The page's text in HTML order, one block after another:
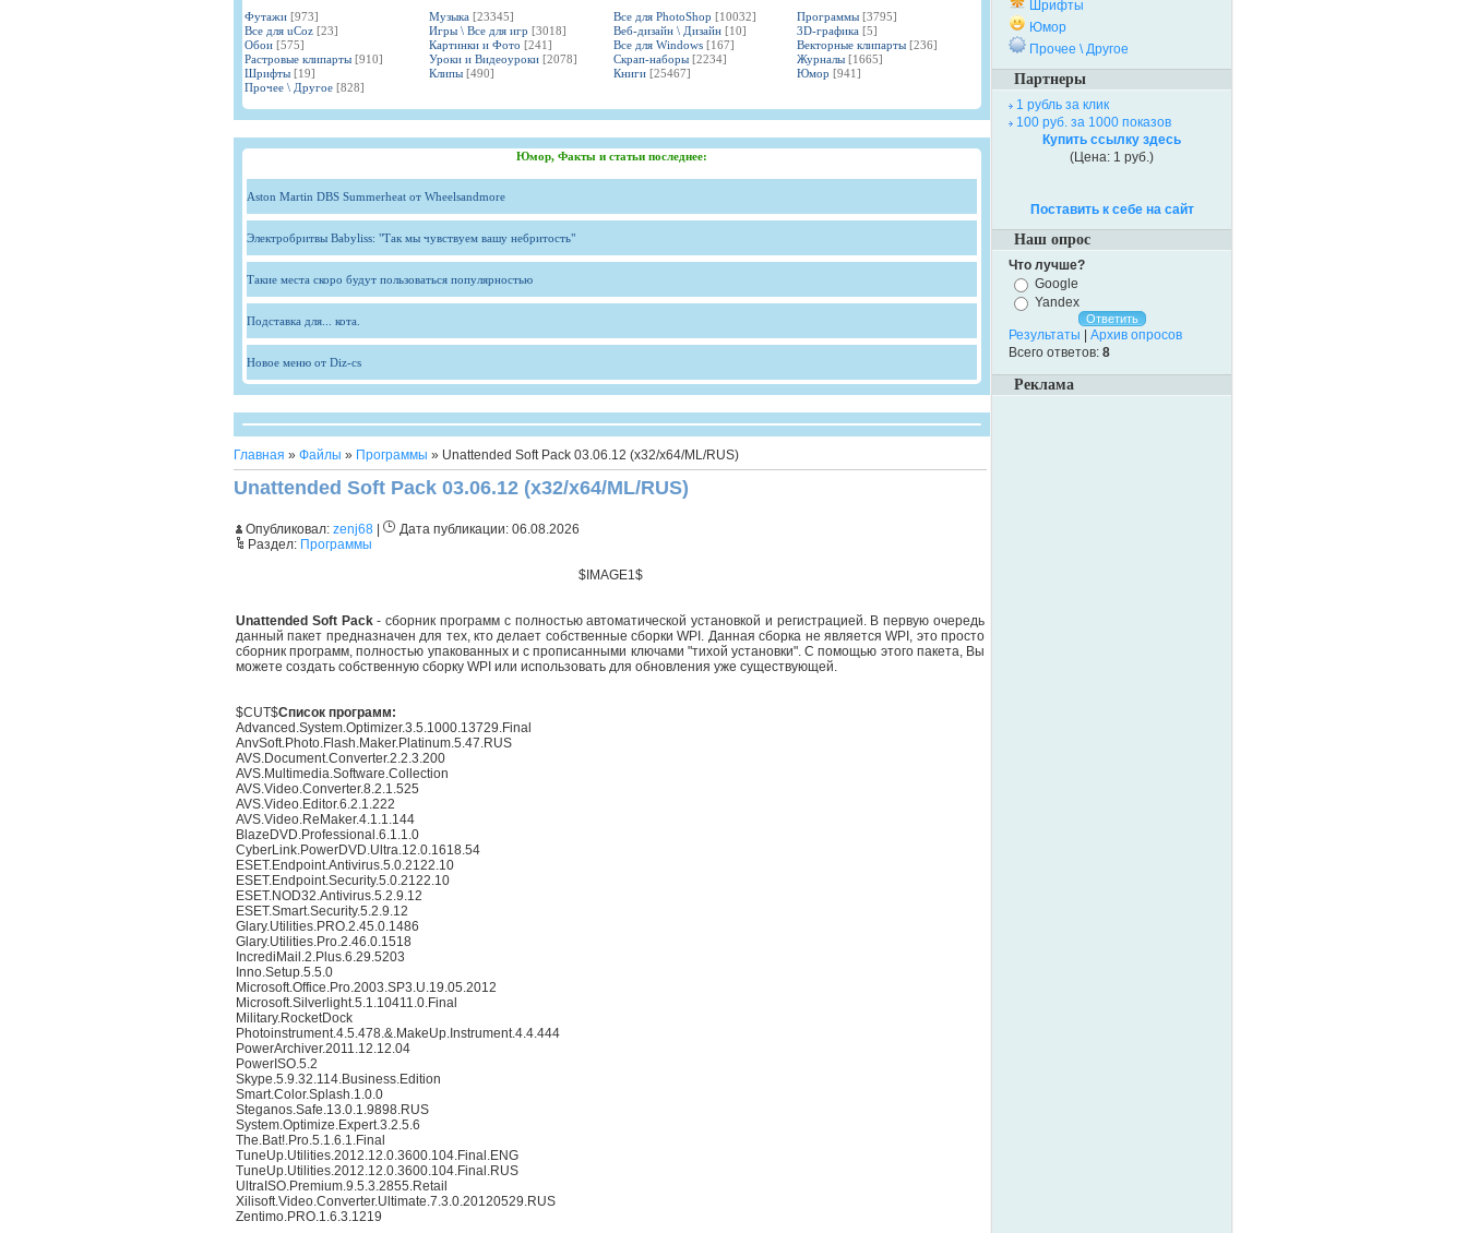
Футажи [973] Музыка [23345] Все для PhotoShop [10032] Программы [3795]
Все для uCoz [23] Игры \ Все для игр [3018] Веб-дизайн \ Дизайн [10] 3D-графика [5]
Обои [575] Картинки и Фото [241] Все для Windows [167] Векторные клипарты [236]
Растровые клипарты [910] Уроки и Видеоуроки [2078] Скрап-наборы [2234] Журналы [1665]
Шрифты [19] Клипы [490] Книги [25467] Юмор [941]
Прочее \ Другое [828]
Юмор, Факты и статьи последнее:
Aston Martin DBS Summerheat от Wheelsandmore
Электробритвы Babyliss: "Так мы чувствуем вашу небритость"
Такие места скоро будут пользоваться популярностью
Подставка для... кота.
Новое меню от Diz-cs
Главная » Файлы » Программы » Unattended Soft Pack 03.06.12 (x32/x64/ML/RUS)
Unattended Soft Pack 03.06.12 (x32/x64/ML/RUS)
Опубликовал: zenj68 Дата публикации: 06.08.2026
Раздел: Программы
$IMAGE1$
Unattended Soft Pack- сборник программ с полностью автоматической установкой и регистрацией. В первую очередь
данный пакет предназначен для тех, кто делает собственные сборки WPI. Данная сборка не является WPI, это просто
сборник программ, полностью упакованных и с прописанными ключами "тихой установки". С помощью этого пакета, Вы
можете создать собственную сборку WPI или использовать для обновления уже существующей.
$CUT$Список программ:
Advanced.System.Optimizer.3.5.1000.13729.Final
AnvSoft.Photo.Flash.Maker.Platinum.5.47.RUS
AVS.Document.Converter.2.2.3.200
AVS.Multimedia.Software.Collection
AVS.Video.Converter.8.2.1.525
AVS.Video.Editor.6.2.1.222
AVS.Video.ReMaker.4.1.1.144
BlazeDVD.Professional.6.1.1.0
CyberLink.PowerDVD.Ultra.12.0.1618.54
ESET.Endpoint.Antivirus.5.0.2122.10
ESET.Endpoint.Security.5.0.2122.10
ESET.NOD32.Antivirus.5.2.9.12
ESET.Smart.Security.5.2.9.12
Glary.Utilities.PRO.2.45.0.1486
Glary.Utilities.Pro.2.46.0.1518
IncrediMail.2.Plus.6.29.5203
Inno.Setup.5.5.0
Microsoft.Office.Pro.2003.SP3.U.19.05.2012
Microsoft.Silverlight.5.1.10411.0.Final
Military.RocketDock
Photoinstrument.4.5.478.&.MakeUp.Instrument.4.4.444
PowerArchiver.2011.12.12.04
PowerISO.5.2
Skype.5.9.32.114.Business.Edition
Smart.Color.Splash.1.0.0
Steganos.Safe.13.0.1.9898.RUS
System.Optimize.Expert.3.2.5.6
The.Bat!.Pro.5.1.6.1.Final
TuneUp.Utilities.2012.12.0.3600.104.Final.ENG
TuneUp.Utilities.2012.12.0.3600.104.Final.RUS
UltraISO.Premium.9.5.3.2855.Retail
Xilisoft.Video.Converter.Ultimate.7.3.0.20120529.RUS
Zentimo.PRO.1.6.3.1219
Шрифты
Юмор
Прочее \ Другое
Партнеры
1 рубль за клик
100 руб. за 1000 показов
Купить ссылку здесь
(Цена: 1 руб.)
Поставить к себе на сайт
Наш опрос
Что лучше?
Google
Yandex
Результаты | Архив опросов
Всего ответов: 8
Реклама